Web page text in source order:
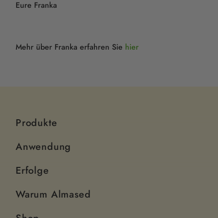
Eure Franka
Mehr über Franka erfahren Sie hier
Produkte
Anwendung
Erfolge
Warum Almased